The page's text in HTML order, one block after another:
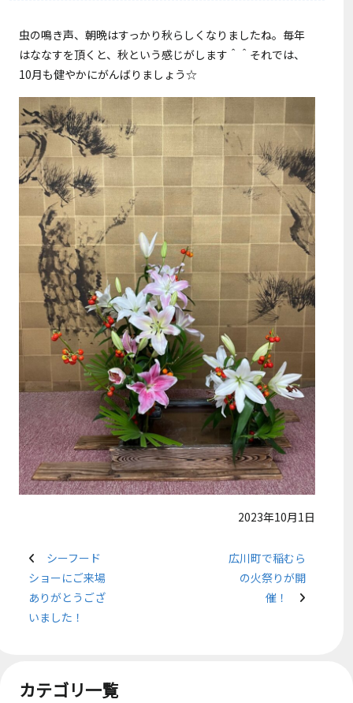
虫の鳴き声、朝晩はすっかり秋らしくなりましたね。毎年
はななすを頂くと、秋という感じがします＾＾それでは、
10月も健やかにがんばりましょう☆
2023年10月1日
シーフード
ショーにご来場
ありがとうござ
いました！
広川町で稲むら
の火祭りが開
催！
カテゴリ一覧